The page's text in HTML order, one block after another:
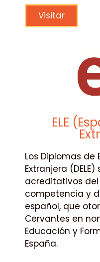
Visitar
ELE
Los Diplomas de
Extranjera
acreditativos
competencia y
español, que
Cervantes en
Educación y
España.